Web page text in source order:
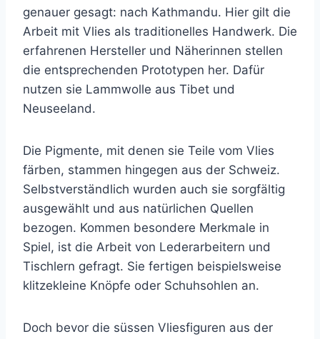
genauer gesagt: nach Kathmandu. Hier gilt die
Arbeit mit Vlies als traditionelles Handwerk. Die
erfahrenen Hersteller und Näherinnen stellen
die entsprechenden Prototypen her. Dafür
nutzen sie Lammwolle aus Tibet und
Neuseeland.
Die Pigmente, mit denen sie Teile vom Vlies
färben, stammen hingegen aus der Schweiz.
Selbstverständlich wurden auch sie sorgfältig
ausgewählt und aus natürlichen Quellen
bezogen. Kommen besondere Merkmale in
Spiel, ist die Arbeit von Lederarbeitern und
Tischlern gefragt. Sie fertigen beispielsweise
klitzekleine Knöpfe oder Schuhsohlen an.
Doch bevor die süssen Vliesfiguren aus der